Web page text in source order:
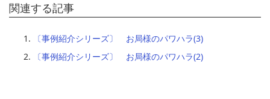
関連する記事
〔事例紹介シリーズ〕 お局様のパワハラ(3)
〔事例紹介シリーズ〕 お局様のパワハラ(2)